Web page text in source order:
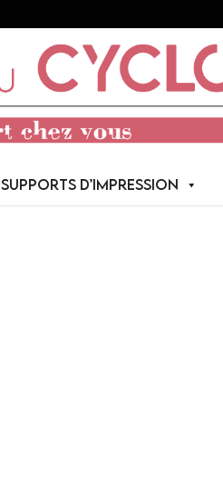
SUPPORTS D’IMPRESSION